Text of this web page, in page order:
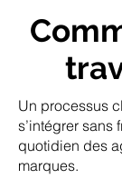
Un processus
s’intégrer sans
quotidien des
marques.